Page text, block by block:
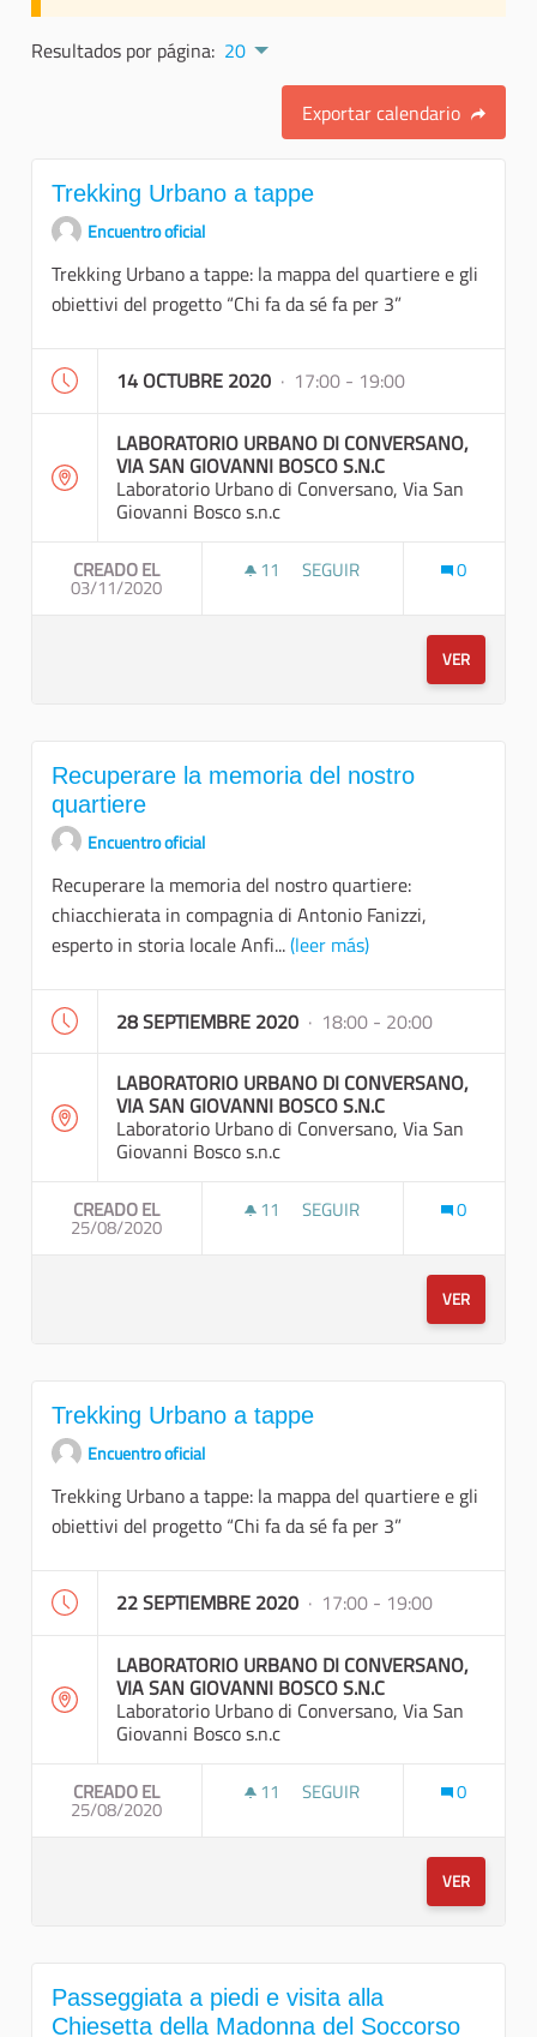
Resultados por página: 20
Exportar calendario
Trekking Urbano a tappe
Encuentro oficial
Trekking Urbano a tappe: la mappa del quartiere e gli
obiettivi del progetto “Chi fa da sé fa per 3”
14 OCTUBRE 2020 · 17:00 - 19:00
LABORATORIO URBANO DI CONVERSANO,
VIA SAN GIOVANNI BOSCO S.N.C
Laboratorio Urbano di Conversano, Via San
Giovanni Bosco s.n.c
CREADO EL
03/11/2020
11 11 SEGUIDORAS
SEGUIR 0
VER
Recuperare la memoria del nostro
quartiere
Encuentro oficial
Recuperare la memoria del nostro quartiere:
chiacchierata in compagnia di Antonio Fanizzi,
esperto in storia locale Anfi...(leer más)
28 SEPTIEMBRE 2020 · 18:00 - 20:00
LABORATORIO URBANO DI CONVERSANO,
VIA SAN GIOVANNI BOSCO S.N.C
Laboratorio Urbano di Conversano, Via San
Giovanni Bosco s.n.c
CREADO EL
25/08/2020
11 11 SEGUIDORAS
SEGUIR 0
VER
Trekking Urbano a tappe
Encuentro oficial
Trekking Urbano a tappe: la mappa del quartiere e gli
obiettivi del progetto “Chi fa da sé fa per 3”
22 SEPTIEMBRE 2020 · 17:00 - 19:00
LABORATORIO URBANO DI CONVERSANO,
VIA SAN GIOVANNI BOSCO S.N.C
Laboratorio Urbano di Conversano, Via San
Giovanni Bosco s.n.c
CREADO EL
25/08/2020
11 11 SEGUIDORAS
SEGUIR 0
VER
Passeggiata a piedi e visita alla
Chiesetta della Madonna del Soccorso